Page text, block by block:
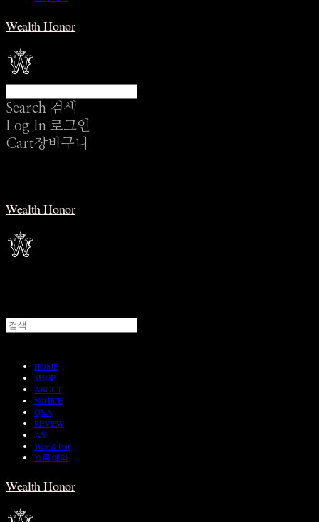
Wealth Honor
Search 검색
Log In 로그인
Cart장바구니
Wealth Honor
HOME
SHOP
ABOUT
NOTICE
Q&A
REVIEW
A/S
Wear & Pair
쇼룸 예약
Wealth Honor